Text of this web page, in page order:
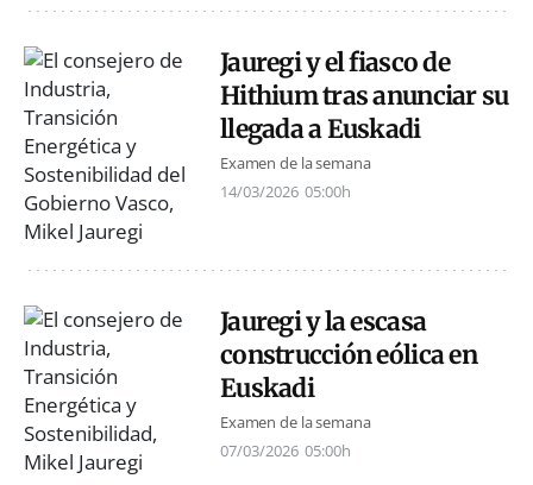
Jauregi y el fiasco de
Hithium tras anunciar su
llegada a Euskadi
Examen de la semana
14/03/2026 05:00h
Jauregi y la escasa
construcción eólica en
Euskadi
Examen de la semana
07/03/2026 05:00h